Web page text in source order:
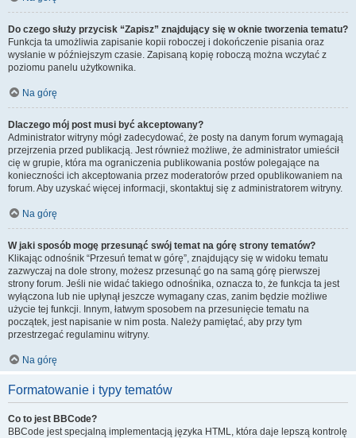
Do czego służy przycisk “Zapisz” znajdujący się w oknie tworzenia tematu?
Funkcja ta umożliwia zapisanie kopii roboczej i dokończenie pisania oraz
wysłanie w późniejszym czasie. Zapisaną kopię roboczą można wczytać z
poziomu panelu użytkownika.
Na górę
Dlaczego mój post musi być akceptowany?
Administrator witryny mógł zadecydować, że posty na danym forum wymagają
przejrzenia przed publikacją. Jest również możliwe, że administrator umieścił
cię w grupie, która ma ograniczenia publikowania postów polegające na
konieczności ich akceptowania przez moderatorów przed opublikowaniem na
forum. Aby uzyskać więcej informacji, skontaktuj się z administratorem witryny.
Na górę
W jaki sposób mogę przesunąć swój temat na górę strony tematów?
Klikając odnośnik “Przesuń temat w górę”, znajdujący się w widoku tematu
zazwyczaj na dole strony, możesz przesunąć go na samą górę pierwszej
strony forum. Jeśli nie widać takiego odnośnika, oznacza to, że funkcja ta jest
wyłączona lub nie upłynął jeszcze wymagany czas, zanim będzie możliwe
użycie tej funkcji. Innym, łatwym sposobem na przesunięcie tematu na
początek, jest napisanie w nim posta. Należy pamiętać, aby przy tym
przestrzegać regulaminu witryny.
Na górę
Formatowanie i typy tematów
Co to jest BBCode?
BBCode jest specjalną implementacją języka HTML, która daje lepszą kontrolę